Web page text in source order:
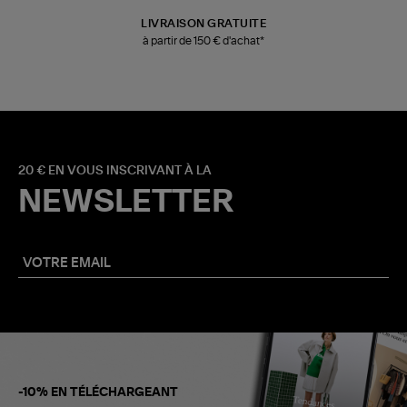
LIVRAISON GRATUITE
à partir de 150 € d'achat*
20 € EN VOUS INSCRIVANT À LA
NEWSLETTER
-10% EN TÉLÉCHARGEANT